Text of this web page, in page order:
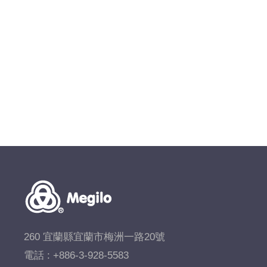
260 宜蘭縣宜蘭市梅洲一路20號
電話 : +886-3-928-5583